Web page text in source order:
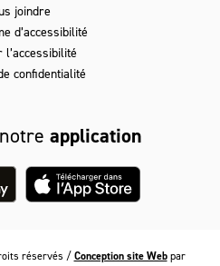
joindre
d’accessibilité
l’accessibilité
confidentialité
application
réservés /Conception site Webpar